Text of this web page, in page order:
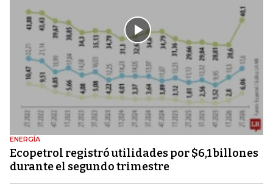
ENERGÍA
Ecopetrol registró utilidades por $6,1 billones
durante el segundo trimestre